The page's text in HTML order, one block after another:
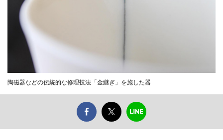
陶磁器などの伝統的な修理技法「金継ぎ」を施した器